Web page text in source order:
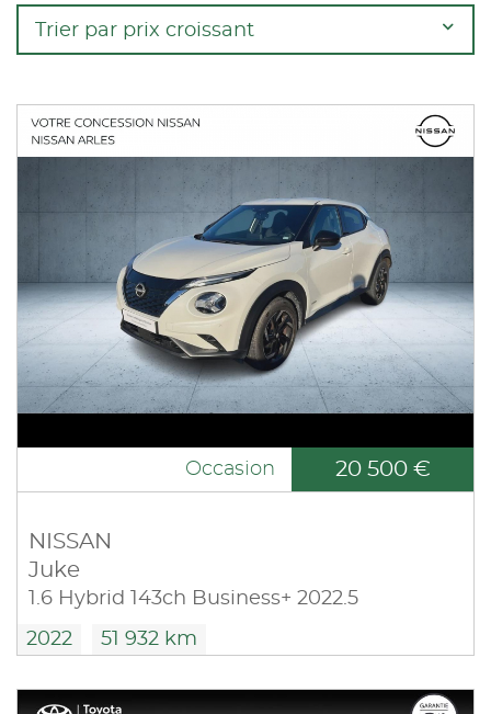
Trier par prix croissant
Occasion 20 500 €
NISSAN
Juke
1.6 Hybrid 143ch Business+ 2022.5
2022 51 932 km